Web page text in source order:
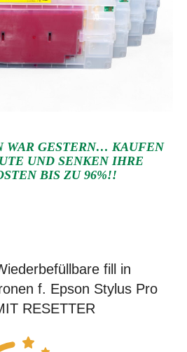
WAR GESTERN… KAUFEN
UND SENKEN IHRE
BIS ZU 96%!!
fill in
f. Epson Stylus Pro
RESETTER